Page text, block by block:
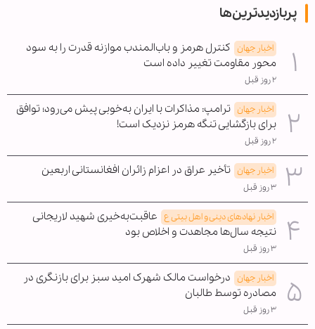
پربازدیدترین‌ها
اخبار جهان کنترل هرمز و باب‌المندب موازنه قدرت را به سود
محور مقاومت تغییر داده است
۲ روز قبل
اخبار جهان ترامپ: مذاکرات با ایران به‌خوبی پیش می‌رود؛ توافق
برای بازگشایی تنگه هرمز نزدیک است!
۲ روز قبل
اخبار جهان تأخیر عراق در اعزام زائران افغانستانی اربعین
۳ روز قبل
اخبار نهادهای دینی و اهل بیتی ع عاقبت‌به‌خیری شهید لاریجانی
نتیجه سال‌ها مجاهدت و اخلاص بود
۳ روز قبل
اخبار جهان درخواست مالک شهرک امید سبز برای بازنگری در
مصادره توسط طالبان
۳ روز قبل